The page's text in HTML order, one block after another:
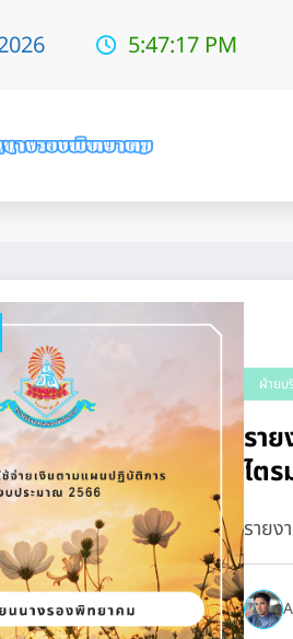
5:47:18 PM
ฝ่ายบ
รา
รายง